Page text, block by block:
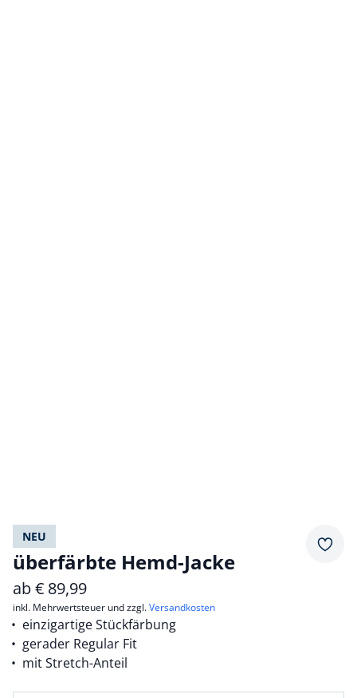
NEU
überfärbte Hemd-Jacke
ab€ 89,99
inkl. Mehrwertsteuer und zzgl.Versandkosten
einzigartige Stückfärbung
gerader Regular Fit
mit Stretch-Anteil